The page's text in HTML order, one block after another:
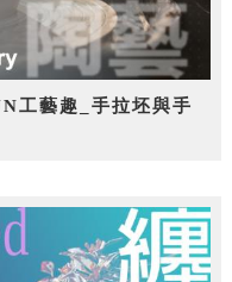
工藝趣_手拉坯與手